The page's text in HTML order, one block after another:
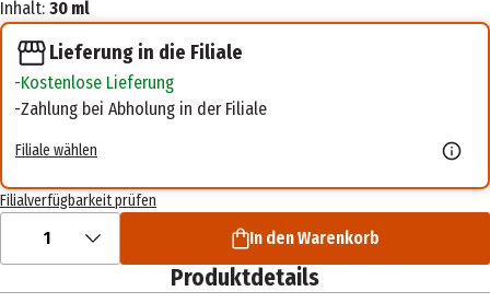
Inhalt: 30 ml
Lieferung in die Filiale
Kostenlose Lieferung
Zahlung bei Abholung in der Filiale
Filiale wählen
Filialverfügbarkeit prüfen
1 In den Warenkorb
Produktdetails